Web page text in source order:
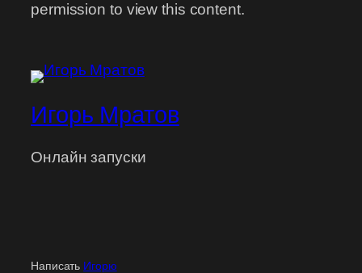
permission to view this content.
Игорь Мратов
Онлайн запуски
Написать Игорю